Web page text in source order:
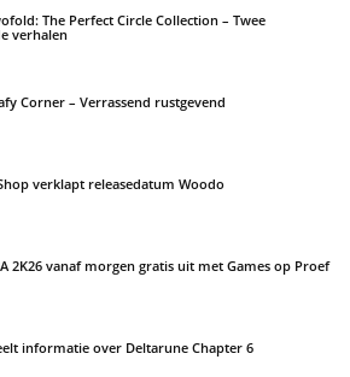
The Perfect Circle Collection – Twee
verhalen
Corner – Verrassend rustgevend
verklapt releasedatum Woodo
2K26 vanaf morgen gratis uit met Games op Proef
informatie over Deltarune Chapter 6